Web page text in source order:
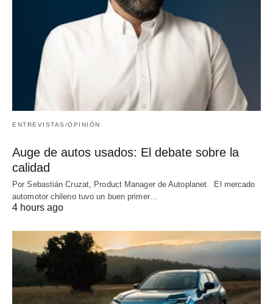
ENTREVISTAS/OPINIÓN
Auge de autos usados: El debate sobre la
calidad
Por Sebastián Cruzat, Product Manager de Autoplanet. El mercado
automotor chileno tuvo un buen primer…
4 hours ago